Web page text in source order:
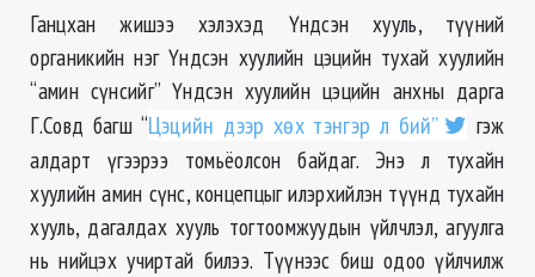
Ганцхан жишээ хэлэхэд Үндсэн хууль, түүний
органикийн нэг Үндсэн хуулийн цэцийн тухай хуулийн
“амин сүнсийг” Үндсэн хуулийн цэцийн анхны дарга
Г.Совд багш “Цэцийн дээр хөх тэнгэр л бий”
гэж
алдарт үгээрээ томьёолсон байдаг. Энэ л тухайн
хуулийн амин сүнс, концепцыг илэрхийлэн түүнд тухайн
хууль, дагалдах хууль тогтоомжуудын үйлчлэл, агуулга
нь нийцэх учиртай билээ. Түүнээс биш одоо үйлчилж